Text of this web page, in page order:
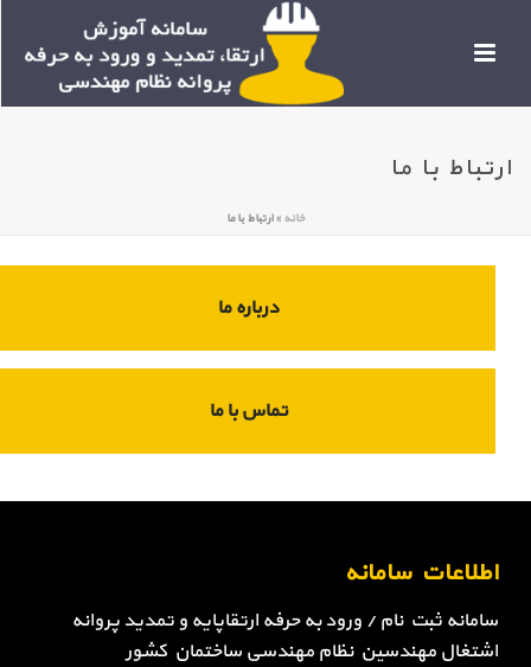
ارتباط با ما
خانه »ارتباط با ما
درباره ما
تماس با ما
اطلاعات سامانه
سامانه ثبت نام / ورود به حرفه ارتقاپایه و تمدید پروانه
اشتغال مهندسین نظام مهندسی ساختمان کشور